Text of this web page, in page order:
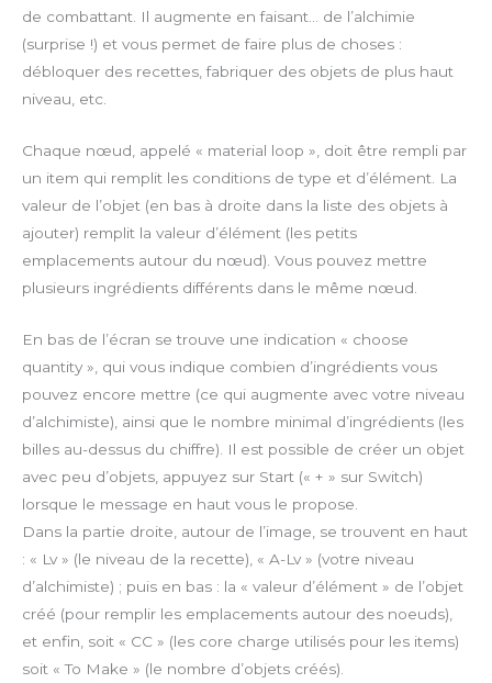
de combattant. Il augmente en faisant… de l’alchimie
(surprise !) et vous permet de faire plus de choses :
débloquer des recettes, fabriquer des objets de plus haut
niveau, etc.
Chaque nœud, appelé « material loop », doit être rempli par
un item qui remplit les conditions de type et d’élément. La
valeur de l’objet (en bas à droite dans la liste des objets à
ajouter) remplit la valeur d’élément (les petits
emplacements autour du nœud). Vous pouvez mettre
plusieurs ingrédients différents dans le même nœud.
En bas de l’écran se trouve une indication « choose
quantity », qui vous indique combien d’ingrédients vous
pouvez encore mettre (ce qui augmente avec votre niveau
d’alchimiste), ainsi que le nombre minimal d’ingrédients (les
billes au-dessus du chiffre). Il est possible de créer un objet
avec peu d’objets, appuyez sur Start (« + » sur Switch)
lorsque le message en haut vous le propose.
Dans la partie droite, autour de l’image, se trouvent en haut
: « Lv » (le niveau de la recette), « A-Lv » (votre niveau
d’alchimiste) ; puis en bas : la « valeur d’élément » de l’objet
créé (pour remplir les emplacements autour des noeuds),
et enfin, soit « CC » (les core charge utilisés pour les items)
soit « To Make » (le nombre d’objets créés).